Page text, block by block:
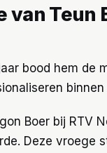
van
bood hem de
Boer bij RTV
Deze vroege